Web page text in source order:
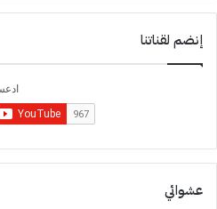
إنضم لقناتنا
عشوائي